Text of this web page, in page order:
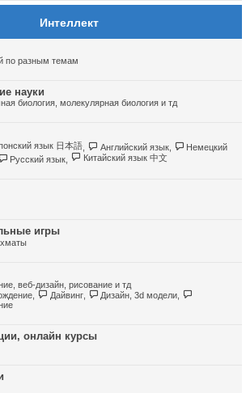
Интеллект
по разным темам
науки
биология, молекулярная биология и тд
язык 日本語 Английский язык,
Немецкий
Русский язык
Китайский язык 中文
игры
веб-дизайн, рисование и тд
Дайвинг, Дизайн, 3d модели
онлайн курсы